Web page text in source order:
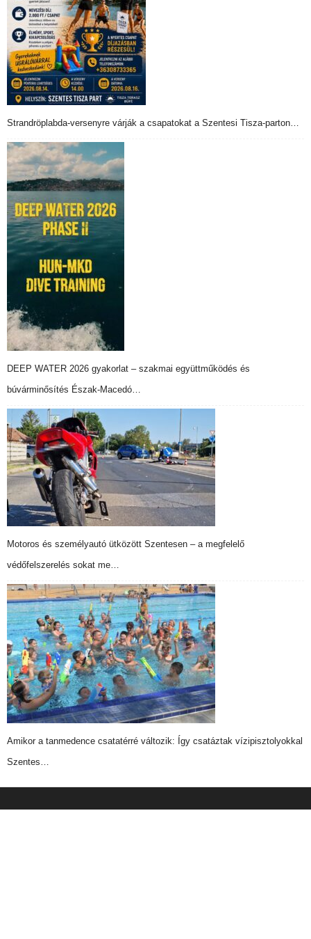
Strandröplabda-versenyre várják a csapatokat a Szentesi Tisza-parton…
DEEP WATER 2026 gyakorlat – szakmai együttműködés és
búvárminősítés Észak-Macedó…
Motoros és személyautó ütközött Szentesen – a megfelelő
védőfelszerelés sokat me…
Amikor a tanmedence csatatérré változik: Így csatáztak vízipisztolyokkal
Szentes…